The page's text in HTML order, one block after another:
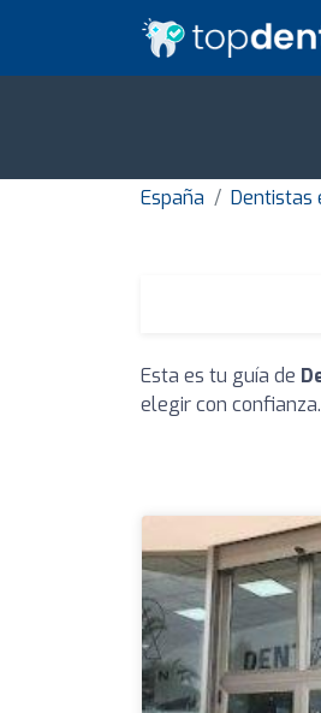
España Dentistas
Esta es tu guía de
elegir con confianza.